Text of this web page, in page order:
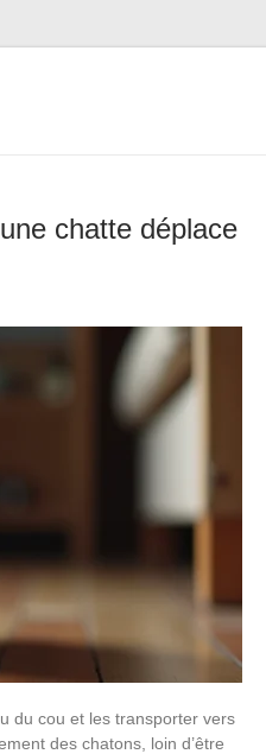
chatte déplace
du cou et les transporter vers
des chatons, loin d’être